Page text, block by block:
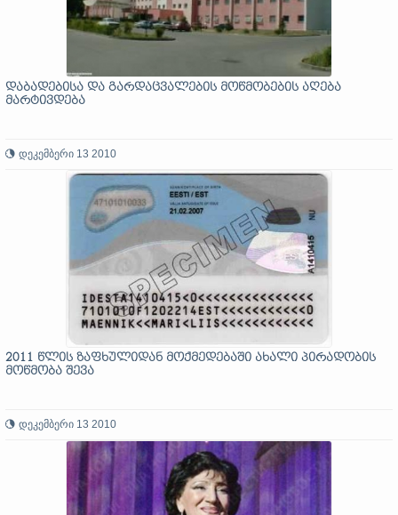
დაბადებისა და გარდაცვალების მოწმობების აღება
მარტივდება
დეკემბერი 13 2010
2011 წლის ზაფხულიდან მოქმედებაში ახალი პირადობის
მოწმობა შევა
დეკემბერი 13 2010